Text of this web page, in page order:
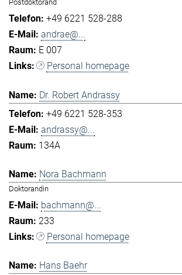
Postdoktorand
+49 6221 528-288
andrae@...
E 007
Personal homepage
Dr. Robert Andrassy
+49 6221 528-353
andrassy@...
134A
Nora Bachmann
Doktorandin
bachmann@...
233
Personal homepage
Hans Baehr